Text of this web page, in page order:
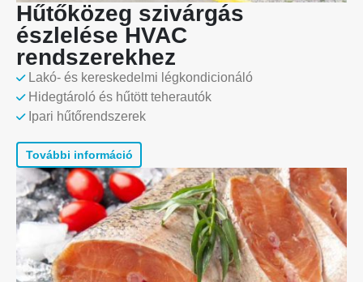
Hűtőközeg szivárgás
észlelése HVAC
rendszerekhez
Lakó- és kereskedelmi légkondicionáló
Hidegtároló és hűtött teherautók
Ipari hűtőrendszerek
További információ